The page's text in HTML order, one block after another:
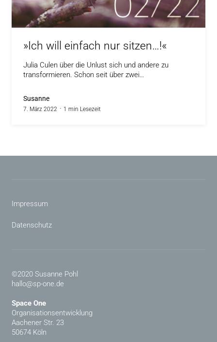
»Ich will einfach nur sitzen…!«
Julia Culen über die Unlust sich und andere zu
transformieren. Schon seit über zwei…
Susanne
7. März 2022 1 min Lesezeit
Impressum
Datenschutz
©2020 Susanne Pohl
hallo@sp-one.de
Space One
Organisationsentwicklung
Aachener Str. 23
50674 Köln